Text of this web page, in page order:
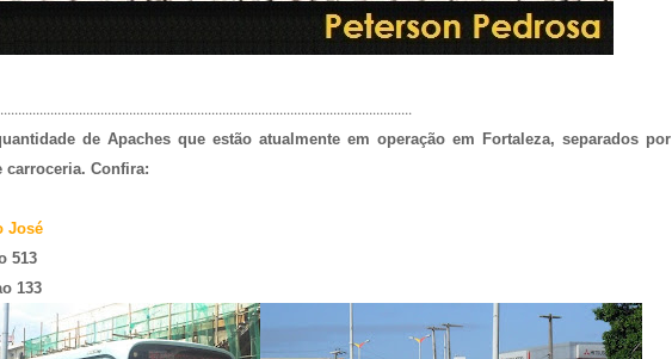
de Apaches que estão atualmente em operação em Fortaleza, separados por
carroceria. Confira:
José
513
133